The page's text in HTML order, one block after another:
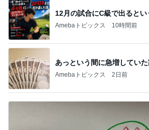
12月の試合にC級で出るとい
Amebaトピックス 10時間前
あっという間に急増してい
Amebaトピックス 2日前